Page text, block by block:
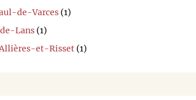
de-Varces (1)
Lans (1)
Allières-et-Risset (1)